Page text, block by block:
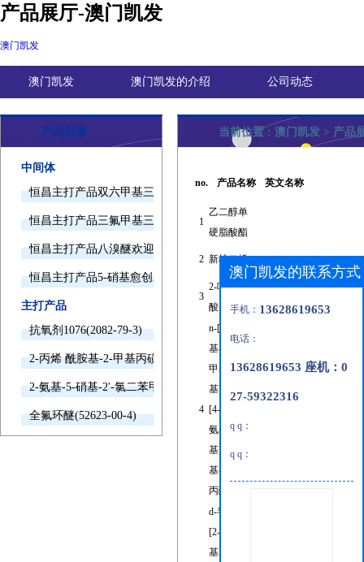
产品展厅-澳门凯发
澳门凯发
澳门凯发 澳门凯发的介绍 公司动态
产品目录
中间体
恒昌主打产品双六甲基三胺欢迎询价
恒昌主打产品三氟甲基三甲基硅烷欢迎询价
恒昌主打产品八溴醚欢迎询价
恒昌主打产品5-硝基愈创木酚钠欢迎询价
主打产品
抗氧剂1076(2082-79-3)
2-丙烯 酰胺基-2-甲基丙磺酸(15214-89-8)
2-氨基-5-硝基-2'-氯二苯甲酮(2011-66-7)
全氟环醚(52623-00-4)
当前位置 : 澳门凯发 > 产品
no. 产品名称 英文名称
1
乙二醇单
硬脂酸酯
2 新植二烯
3
2-吗啉乙磺
酸
4
n-[4-硝
基-3-(三氟
甲基)苯
基]-(2s)-3-
[4-(乙酰基
氨基)苯氧
基]-2-羟
基-2-甲基
丙酰胺
d-半乳糖1-
[2-(2-叠氮
基乙氧基)
澳门凯发的联系方式
手机： 13628619653
电话：
13628619653 座机：0
27-59322316
q q：
q q：